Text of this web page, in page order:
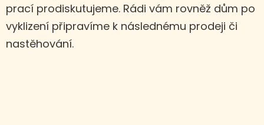
prací prodiskutujeme. Rádi vám rovněž dům po
vyklizení připravíme k následnému prodeji či
nastěhování.